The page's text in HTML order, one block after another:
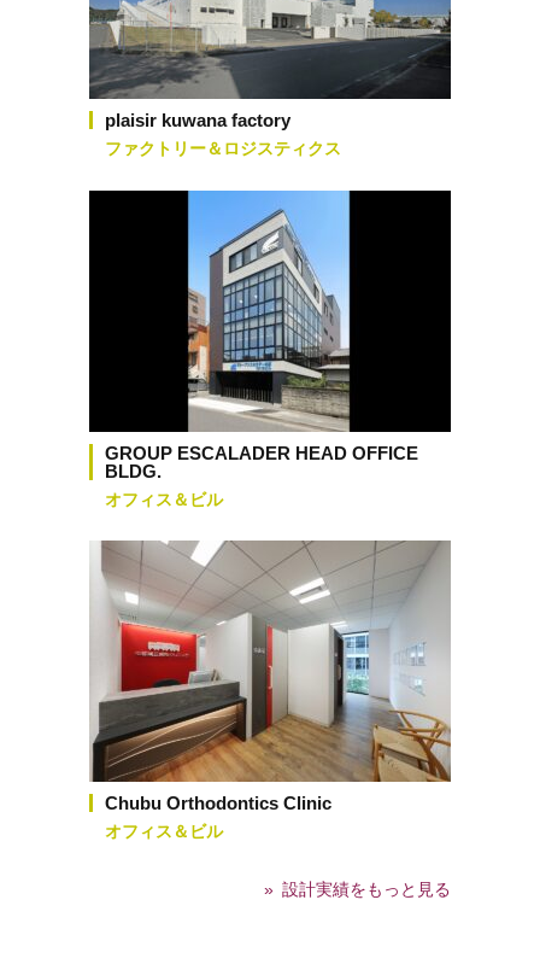
plaisir kuwana factory
ファクトリー＆ロジスティクス
GROUP ESCALADER HEAD OFFICE
BLDG.
オフィス＆ビル
Chubu Orthodontics Clinic
オフィス＆ビル
設計実績をもっと見る